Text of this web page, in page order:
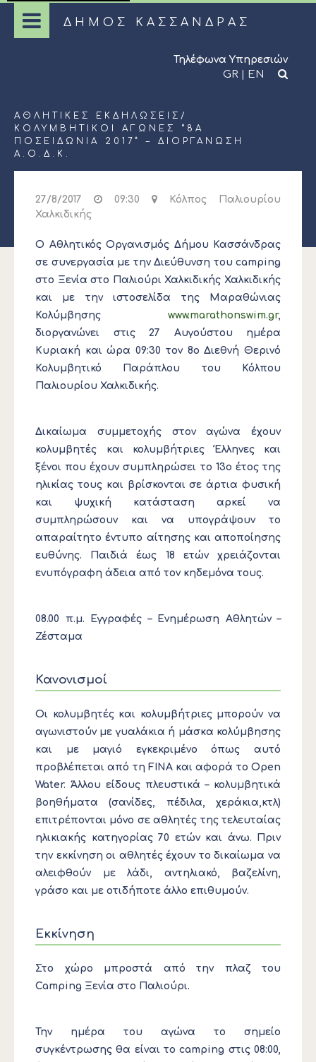
ΔΗΜΟΣ ΚΑΣΣΑΝΔΡΑΣ
Τηλέφωνα Υπηρεσιών
GR | EN
ΑΘΛΗΤΙΚΈΣ ΕΚΔΗΛΏΣΕΙΣ /
ΚΟΛΥΜΒΗΤΙΚΟΊ ΑΓΏΝΕΣ “8Α
ΠΟΣΕΙΔΏΝΙΑ 2017” – ΔΙΟΡΓΆΝΩΣΗ
Α.Ο.Δ.Κ.
27/8/2017 09:30
Κόλπος Παλιουρίου
Χαλκιδικής
Ο Αθλητικός Οργανισμός Δήμου Κασσάνδρας
σε συνεργασία με την Διεύθυνση του camping
στο Ξενία στο Παλιούρι Χαλκιδικής Χαλκιδικής
και με την ιστοσελίδα της Μαραθώνιας
Κολύμβησης www.marathonswim.gr,
διοργανώνει στις 27 Αυγούστου ημέρα
Κυριακή και ώρα 09:30 τον 8ο Διεθνή Θερινό
Κολυμβητικό Παράπλου του Κόλπου
Παλιουρίου Χαλκιδικής.
Δικαίωμα συμμετοχής στον αγώνα έχουν
κολυμβητές και κολυμβήτριες Έλληνες και
ξένοι που έχουν συμπληρώσει το 13ο έτος της
ηλικίας τους και βρίσκονται σε άρτια φυσική
και ψυχική κατάσταση αρκεί να
συμπληρώσουν και να υπογράψουν το
απαραίτητο έντυπο αίτησης και αποποίησης
ευθύνης. Παιδιά έως 18 ετών χρειάζονται
ενυπόγραφη άδεια από τον κηδεμόνα τους.
08.00 π.μ. Εγγραφές – Ενημέρωση Αθλητών –
Ζέσταμα
Κανονισμοί
Οι κολυμβητές και κολυμβήτριες μπορούν να
αγωνιστούν με γυαλάκια ή μάσκα κολύμβησης
και με μαγιό εγκεκριμένο όπως αυτό
προβλέπεται από τη FINA και αφορά το Open
Water. Άλλου είδους πλευστικά – κολυμβητικά
βοηθήματα (σανίδες, πέδιλα, χεράκια,κτλ)
επιτρέπονται μόνο σε αθλητές της τελευταίας
ηλικιακής κατηγορίας 70 ετών και άνω. Πριν
την εκκίνηση οι αθλητές έχουν το δικαίωμα να
αλειφθούν με λάδι, αντηλιακό, βαζελίνη,
γράσο και με οτιδήποτε άλλο επιθυμούν.
Εκκίνηση
Στο χώρο μπροστά από την πλαζ του
Camping Ξενία στο Παλιούρι.
Την ημέρα του αγώνα το σημείο
συγκέντρωσης θα είναι το camping στις 08:00,